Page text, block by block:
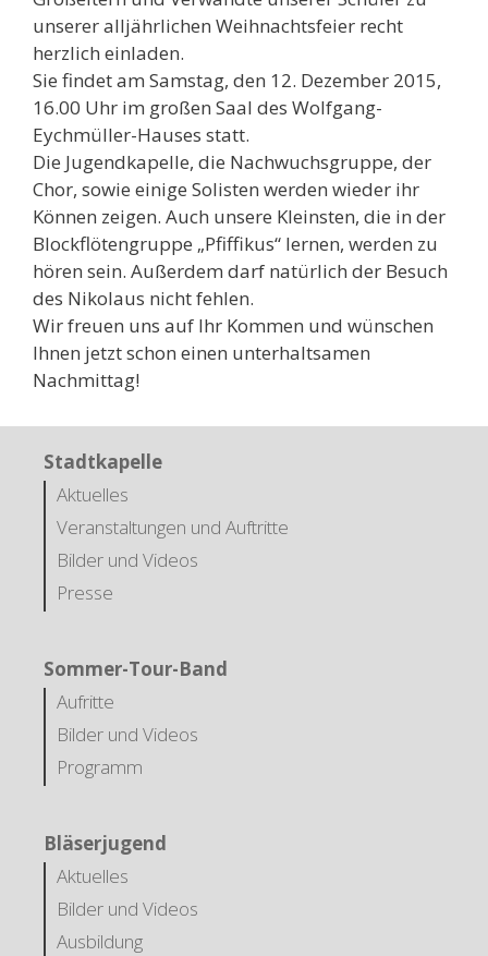
unserer alljährlichen Weihnachtsfeier recht
herzlich einladen.
Sie findet am Samstag, den 12. Dezember 2015,
16.00 Uhr im großen Saal des Wolfgang-
Eychmüller-Hauses statt.
Die Jugendkapelle, die Nachwuchsgruppe, der
Chor, sowie einige Solisten werden wieder ihr
Können zeigen. Auch unsere Kleinsten, die in der
Blockflötengruppe „Pfiffikus“ lernen, werden zu
hören sein. Außerdem darf natürlich der Besuch
des Nikolaus nicht fehlen.
Wir freuen uns auf Ihr Kommen und wünschen
Ihnen jetzt schon einen unterhaltsamen
Nachmittag!
Stadtkapelle
Aktuelles
Veranstaltungen und Auftritte
Bilder und Videos
Presse
Sommer-Tour-Band
Aufritte
Bilder und Videos
Programm
Bläserjugend
Aktuelles
Bilder und Videos
Ausbildung